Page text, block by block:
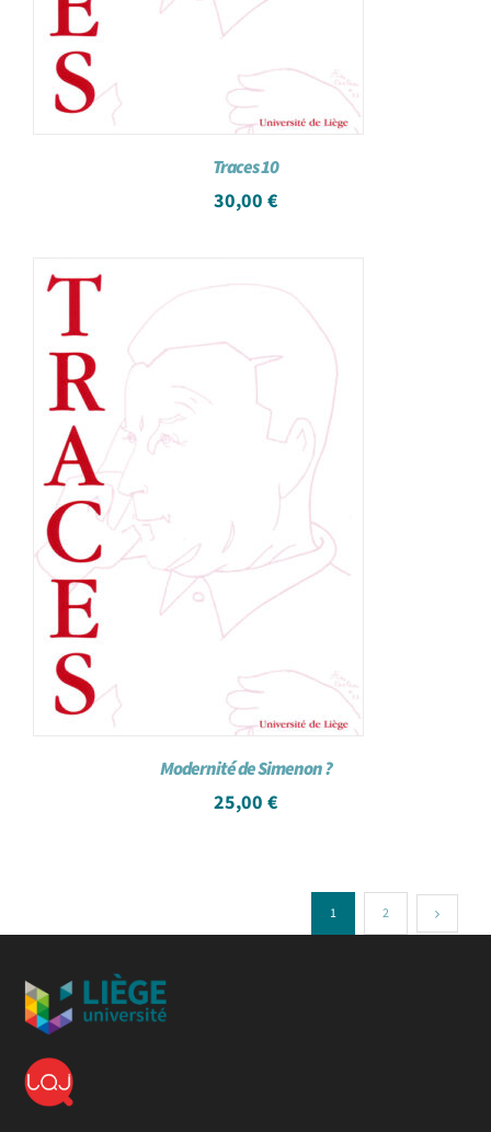
Traces 10
30,00 €
Modernité de Simenon ?
25,00 €
1 2